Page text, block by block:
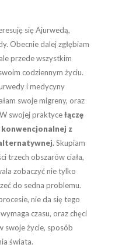
się Ajurwedą,
Obecnie dalej zgłębiam
przede wszystkim
codziennym życiu.
i medycyny
swoje migreny, oraz
swojej praktycełączę
z
Skupiam
trzech obszarów ciała,
zobaczyć nie tylko
do sedna problemu.
nie da się tego
czasu, oraz chęci
swoje życie, sposób
świata.